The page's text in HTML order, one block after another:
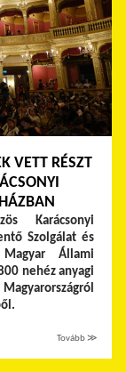
VETT RÉSZT
Karácsonyi
Szolgálat és
Állami
nehéz anyagi
Tovább ≫